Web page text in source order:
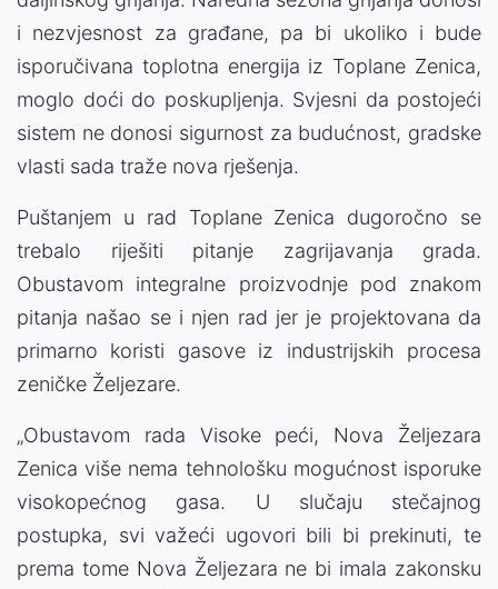
i nezvjesnost za građane, pa bi ukoliko i bude
isporučivana toplotna energija iz Toplane Zenica,
moglo doći do poskupljenja. Svjesni da postojeći
sistem ne donosi sigurnost za budućnost, gradske
vlasti sada traže nova rješenja.
Puštanjem u rad Toplane Zenica dugoročno se
trebalo riješiti pitanje zagrijavanja grada.
Obustavom integralne proizvodnje pod znakom
pitanja našao se i njen rad jer je projektovana da
primarno koristi gasove iz industrijskih procesa
zeničke Željezare.
„Obustavom rada Visoke peći, Nova Željezara
Zenica više nema tehnološku mogućnost isporuke
visokopećnog gasa. U slučaju stečajnog
postupka, svi važeći ugovori bili bi prekinuti, te
prema tome Nova Željezara ne bi imala zakonsku